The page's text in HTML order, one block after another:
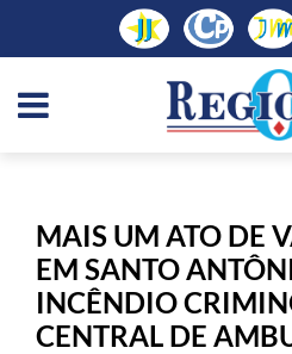
MAIS UM ATO DE
EM SANTO
INCÊNDIO
CENTRAL DE